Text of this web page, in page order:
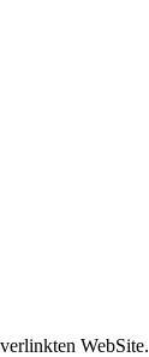
WebSite.